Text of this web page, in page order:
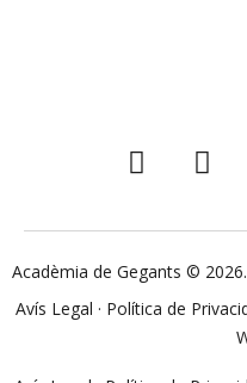
Acadèmia de Gegants ©
Avís Legal · Política de